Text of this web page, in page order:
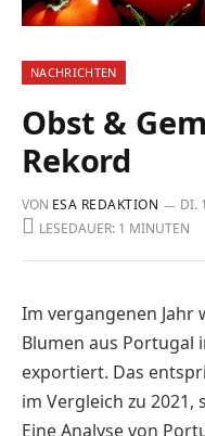
NACHRICHTEN
Obst &
Rekord
VON ESA REDAKTION
DI.
LESEDAUER: 1 MINUTEN
Im vergangenen Jahr
Blumen aus Portugal
exportiert. Das
im Vergleich zu 2021,
Eine Analyse von